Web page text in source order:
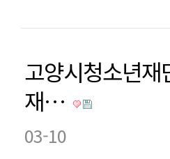
고양시청소년
재…
03-10